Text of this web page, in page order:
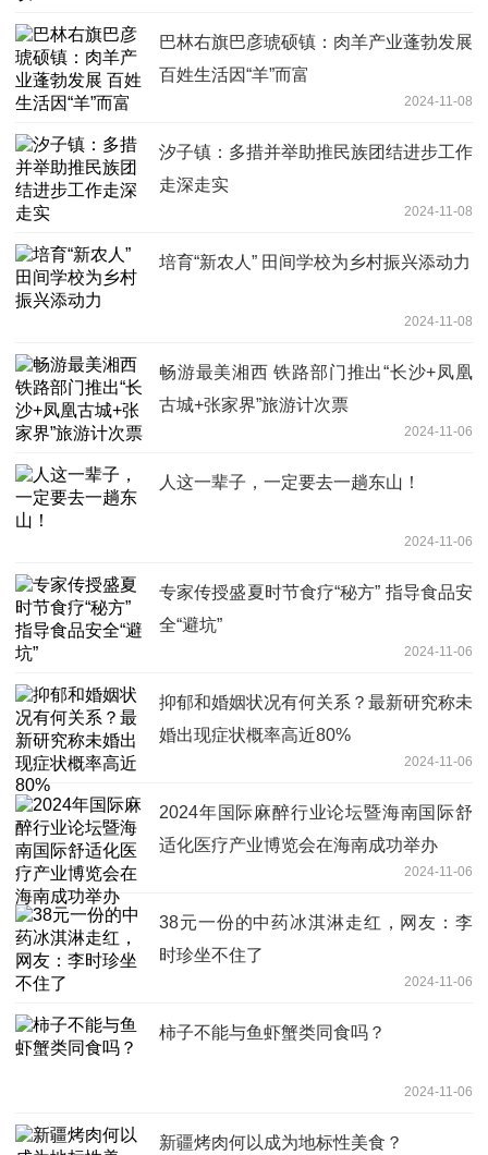
巴林右旗巴彦琥硕镇：肉羊产业蓬勃发展
百姓生活因“羊”而富
2024-11-08
汐子镇：多措并举助推民族团结进步工作
走深走实
2024-11-08
培育“新农人” 田间学校为乡村振兴添动力
2024-11-08
畅游最美湘西 铁路部门推出“长沙+凤凰
古城+张家界”旅游计次票
2024-11-06
人这一辈子，一定要去一趟东山！
2024-11-06
专家传授盛夏时节食疗“秘方” 指导食品安
全“避坑”
2024-11-06
抑郁和婚姻状况有何关系？最新研究称未
婚出现症状概率高近80%
2024-11-06
2024年国际麻醉行业论坛暨海南国际舒
适化医疗产业博览会在海南成功举办
2024-11-06
38元一份的中药冰淇淋走红，网友：李
时珍坐不住了
2024-11-06
柿子不能与鱼虾蟹类同食吗？
2024-11-06
新疆烤肉何以成为地标性美食？